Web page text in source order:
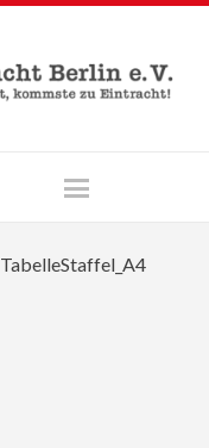
TabelleStaffel_A4